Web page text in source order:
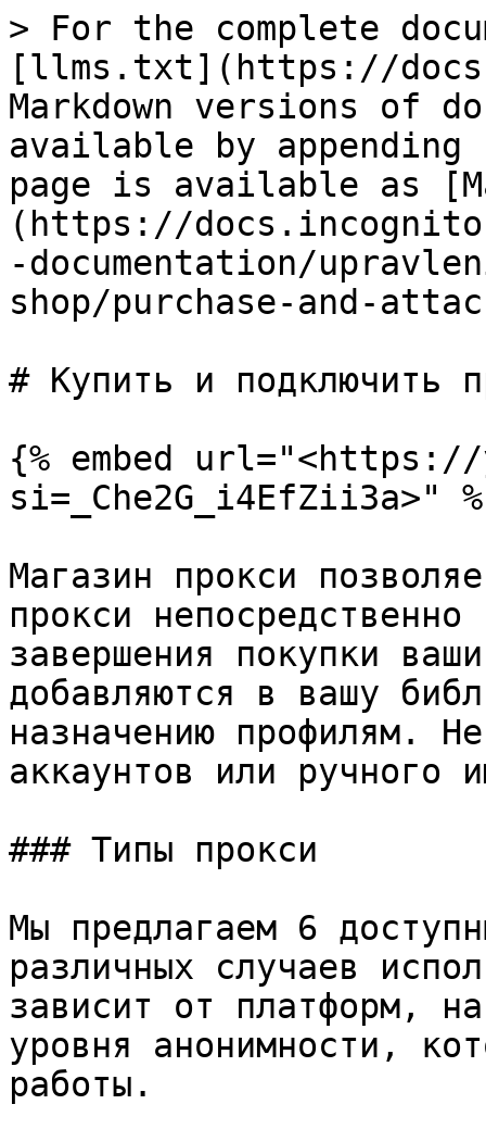
> For the complete
[llms.txt](https://
Markdown versions of
available by
page is available as
(https://
-documentation/
shop/purchase-and-
# Купить и подключить
{% embed url="<https://
si=_Che2G_i4EfZii3a>"
Магазин прокси
прокси
завершения покупки
добавляются в вашу
назначению профилям.
аккаунтов или ручного
### Типы прокси
Мы предлагаем 6
различных случаев
зависит от платформ,
уровня анонимности,
работы.